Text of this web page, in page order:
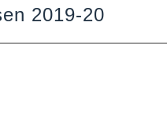
2019-20